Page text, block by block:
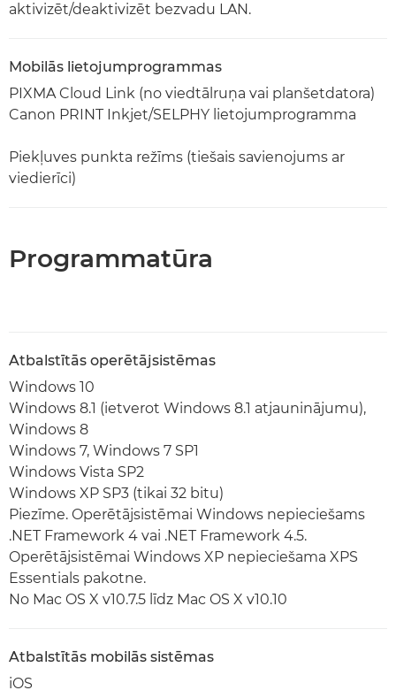
aktivizēt/deaktivizēt bezvadu LAN.
Mobilās lietojumprogrammas
PIXMA Cloud Link (no viedtālruņa vai planšetdatora)
Canon PRINT Inkjet/SELPHY lietojumprogramma
Piekļuves punkta režīms (tiešais savienojums ar
viedierīci)
Programmatūra
Atbalstītās operētājsistēmas
Windows 10
Windows 8.1 (ietverot Windows 8.1 atjauninājumu),
Windows 8
Windows 7, Windows 7 SP1
Windows Vista SP2
Windows XP SP3 (tikai 32 bitu)
Piezīme. Operētājsistēmai Windows nepieciešams
.NET Framework 4 vai .NET Framework 4.5.
Operētājsistēmai Windows XP nepieciešama XPS
Essentials pakotne.
No Mac OS X v10.7.5 līdz Mac OS X v10.10
Atbalstītās mobilās sistēmas
iOS